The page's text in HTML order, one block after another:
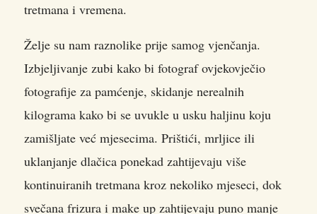
tretmana i vremena.
Želje su nam raznolike prije samog vjenčanja.
Izbjeljivanje zubi kako bi fotograf ovjekovječio
fotografije za pamćenje, skidanje nerealnih
kilograma kako bi se uvukle u usku haljinu koju
zamišljate već mjesecima. Prištići, mrljice ili
uklanjanje dlačica ponekad zahtijevaju više
kontinuiranih tretmana kroz nekoliko mjeseci, dok
svečana frizura i make up zahtijevaju puno manje